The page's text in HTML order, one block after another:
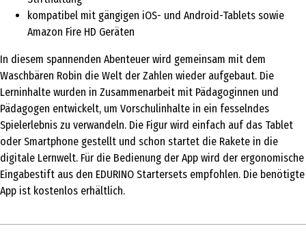
kompatibel mit gängigen iOS- und Android-Tablets sowie
Amazon Fire HD Geräten
In diesem spannenden Abenteuer wird gemeinsam mit dem
Waschbären Robin die Welt der Zahlen wieder aufgebaut. Die
Lerninhalte wurden in Zusammenarbeit mit Pädagoginnen und
Pädagogen entwickelt, um Vorschulinhalte in ein fesselndes
Spielerlebnis zu verwandeln. Die Figur wird einfach auf das Tablet
oder Smartphone gestellt und schon startet die Rakete in die
digitale Lernwelt. Für die Bedienung der App wird der ergonomische
Eingabestift aus den EDURINO Startersets empfohlen. Die benötigte
App ist kostenlos erhältlich.